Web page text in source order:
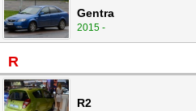
Gentra
2015 -
R
R2